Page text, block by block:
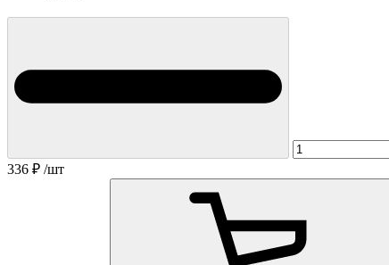
336 ₽ /шт